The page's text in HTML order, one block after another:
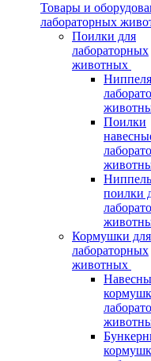
Товары и
лабораторных
Поилки для
лабораторных
животных
Поилки
поилки
Кормушки для
лабораторных
животных